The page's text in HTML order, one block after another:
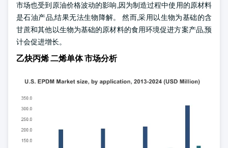
市场也受到原油价格波动的影响,因为制造过程中使用的原材料
是石油产品,结果无法生物降解。 然而,采用以生物为基础的含
甘蔗和其他以生物为基础的原材料的食用环境促进方案产品,预
计会促进增长。
乙炔丙烯 二烯单体 市场分析